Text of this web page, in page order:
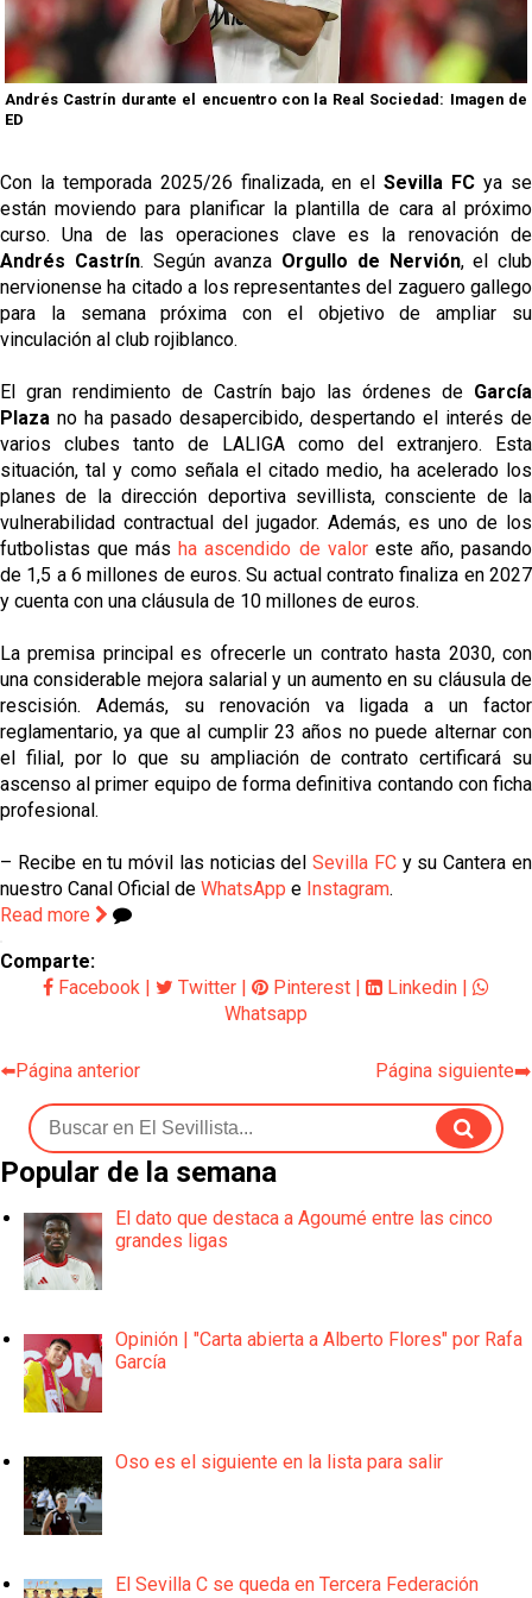
oferta de 420 millones por el club
El Sevilla mueve ficha por Robbie Ure: la opción 'A'
para el ataque nervionense
Crónica Pretemporada | Real Madrid 2-4 Sevilla FC
La revolución de José Ignacio Navarro en el Sevilla
FC
Análisis | El Sevilla FC cierra una pretemporada de
contrastes antes del inicio de LaLiga
Andrés Castrín durante el encuentro con la Real Sociedad: Imagen de
ED
Con la temporada 2025/26 finalizada, en elSevilla FCya se
están moviendo para planificar la plantilla de cara al próximo
curso. Una de las operaciones clave es la renovación de
Andrés Castrín. Según avanza Orgullo de Nervión, el club
nervionense ha citado a los representantes del zaguero gallego
para la semana próxima con el objetivo de ampliar su
vinculación al club rojiblanco.
El gran rendimiento de Castrín bajo las órdenes de García
Plaza no ha pasado desapercibido, despertando el interés de
varios clubes tanto de LALIGA como del extranjero. Esta
situación, tal y como señala el citado medio, ha acelerado los
planes de la dirección deportiva sevillista, consciente de la
vulnerabilidad contractual del jugador. Además, es uno de los
futbolistas que más ha ascendido de valoreste año, pasando
de 1,5 a 6 millones de euros. Su actual contrato finaliza en 2027
y cuenta con una cláusula de 10 millones de euros.
La premisa principal es ofrecerle un contrato hasta 2030, con
una considerable mejora salarial y un aumento en su cláusula de
rescisión. Además, su renovación va ligada a un factor
reglamentario, ya que al cumplir 23 años no puede alternar con
el filial, por lo que su ampliación de contrato certificará su
ascenso al primer equipo de forma definitiva contando con ficha
profesional.
– Recibe en tu móvil las noticias delSevilla FCy su Cantera en
nuestro Canal Oficial de WhatsApp e Instagram.
Read more
Comparte:
Facebook
Twitter Pinterest Linkedin
Whatsapp
⬅️Página anterior Página siguiente➡️
Popular de la semana
El dato que destaca a Agoumé entre las cinco
grandes ligas
Opinión | "Carta abierta a Alberto Flores" por Rafa
García
Oso es el siguiente en la lista para salir
El Sevilla C se queda en Tercera Federación